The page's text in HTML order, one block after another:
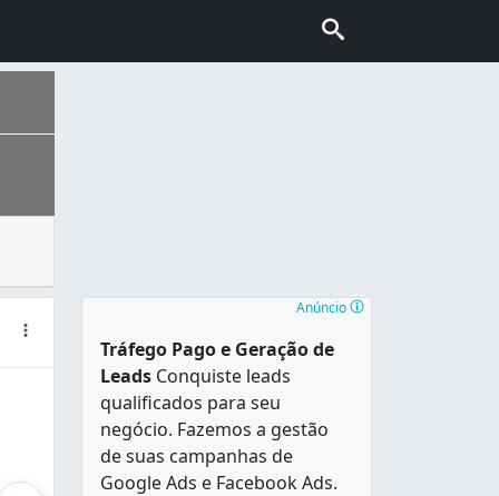
Anúncio
Tráfego Pago e Geração de
Leads Conquiste leads
qualificados para seu
negócio. Fazemos a gestão
de suas campanhas de
Google Ads e Facebook Ads.